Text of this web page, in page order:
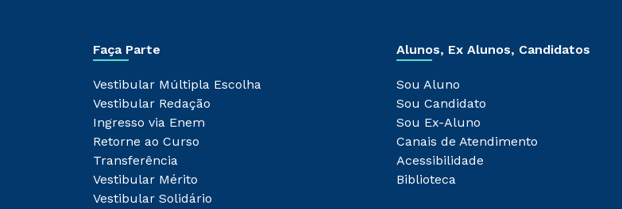
Faça Parte
Vestibular Múltipla Escolha
Vestibular Redação
Ingresso via Enem
Retorne ao Curso
Transferência
Vestibular Mérito
Vestibular Solidário
Alunos, Ex Alunos, Candidatos
Sou Aluno
Sou Candidato
Sou Ex-Aluno
Canais de Atendimento
Acessibilidade
Biblioteca